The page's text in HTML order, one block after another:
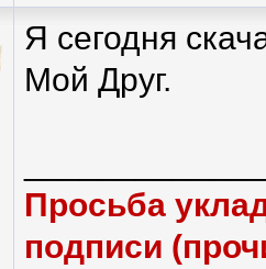
Я сегодня
Мой Друг.
Просьба
подписи